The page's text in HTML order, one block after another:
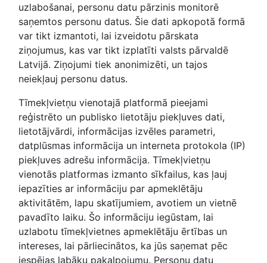
uzlabošanai, personu datu pārzinis monitorē
saņemtos personu datus. Šie dati apkopotā formā
var tikt izmantoti, lai izveidotu pārskata
ziņojumus, kas var tikt izplatīti valsts pārvaldē
Latvijā. Ziņojumi tiek anonimizēti, un tajos
neiekļauj personu datus.
Tīmekļvietņu vienotajā platformā pieejami
reģistrēto un publisko lietotāju piekļuves dati,
lietotājvārdi, informācijas izvēles parametri,
datplūsmas informācija un interneta protokola (IP)
piekļuves adrešu informācija. Tīmekļvietņu
vienotās platformas izmanto sīkfailus, kas ļauj
iepazīties ar informāciju par apmeklētāju
aktivitātēm, lapu skatījumiem, avotiem un vietnē
pavadīto laiku. Šo informāciju iegūstam, lai
uzlabotu tīmekļvietnes apmeklētāju ērtības un
intereses, lai pārliecinātos, ka jūs saņemat pēc
iespējas labāku pakalpojumu. Personu datu